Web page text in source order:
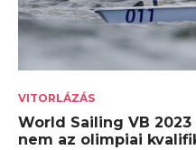
VITORLÁZÁS
World Sailing VB
nem az olimpiai